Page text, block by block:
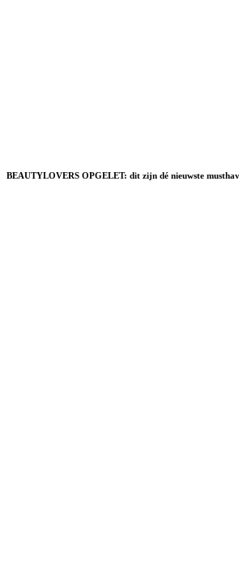
BEAUTYLOVERS OPGELET: dit zijn dé nieuwste